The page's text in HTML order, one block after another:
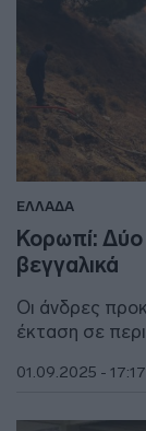
ΕΛΛΑΔΑ
Κορωπί: Δύο
βεγγαλικά
Οι άνδρες
έκταση σε
01.09.2025 - 17:17